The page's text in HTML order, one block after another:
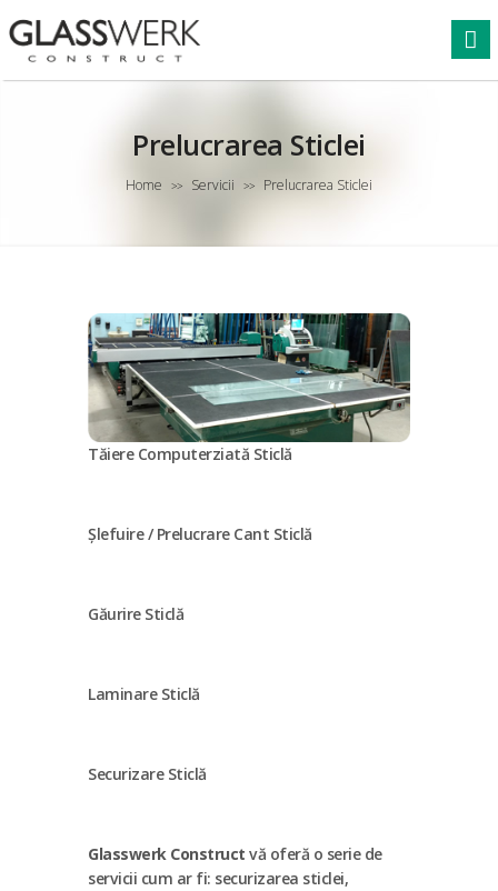
Prelucrarea Sticlei
Home >> Servicii >> Prelucrarea Sticlei
Tăiere Computerziată Sticlă
Șlefuire / Prelucrare Cant Sticlă
Găurire Sticlă
Laminare Sticlă
Securizare Sticlă
Glasswerk Construct vă oferă o serie de
servicii cum ar fi: securizarea sticlei,